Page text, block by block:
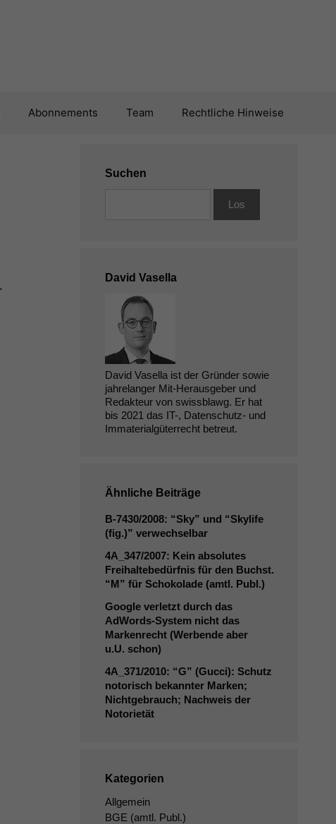
Abonnements Team Rechtliche Hinweise
Suchen
David Vasella
David Vasella ist der Gründer sowie
jahrelanger Mit-Herausgeber und
Redakteur von swissblawg. Er hat
bis 2021 das IT-, Datenschutz- und
Immaterialgüterrecht betreut.
Ähnliche Beiträge
B‑7430/2008: “Sky” und “Skylife
(fig.)” verwechselbar
4A_347/2007: Kein absolutes
Freihaltebedürfnis für den Buchst.
“M” für Schokolade (amtl. Publ.)
Google verletzt durch das
AdWords-System nicht das
Markenrecht (Werbende aber
u.U. schon)
4A_371/2010: “G” (Gucci): Schutz
notorisch bekannter Marken;
Nichtgebrauch; Nachweis der
Notorietät
Kategorien
Allgemein
BGE (amtl. Publ.)